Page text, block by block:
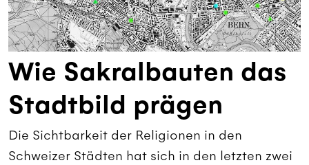
Wie Sakralbauten das
Stadtbild prägen
Die Sichtbarkeit der Religionen in den
Schweizer Städten hat sich in den letzten zwei